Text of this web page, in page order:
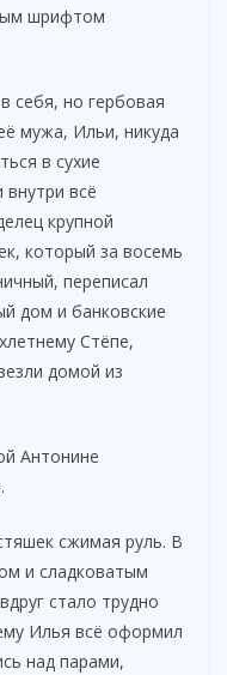
шрифтом
себя, но гербовая
мужа, Ильи, никуда
в сухие
всё
крупной
который за восемь
переписал
дом и банковские
Стёпе,
домой из
Антонине
сжимая руль. В
и сладковатым
стало трудно
Илья всё оформил
над парами,